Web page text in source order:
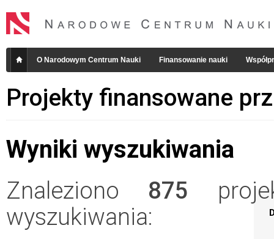
O Narodowym Centrum Nauki Finansowanie nauki
Projekty finansowane
Wyniki wyszukiwania
Znaleziono 875
wyszukiwania: